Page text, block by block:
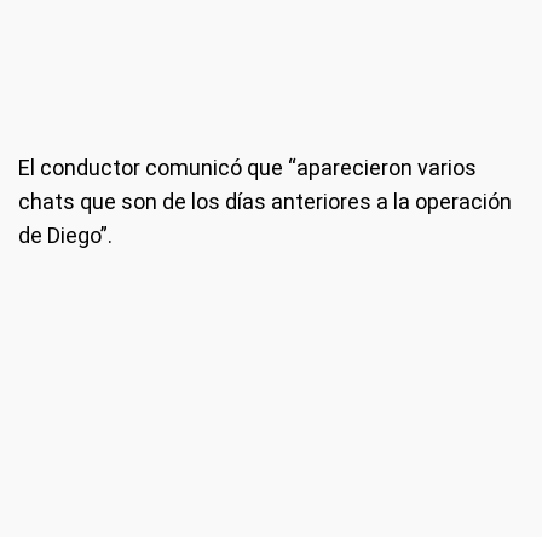
El conductor comunicó que “aparecieron varios
chats que son de los días anteriores a la operación
de Diego”.